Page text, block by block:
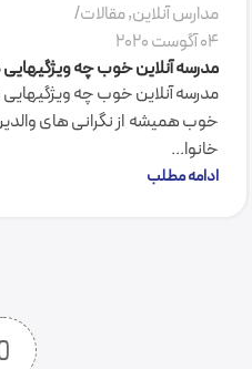
مدارس آنلاین,مقالات
04 آگوست 2020
مدرسه آنلاین خوب چه ویژگیهایی
مدرسه آنلاین خوب چه ویژگیهایی
خوب همیشه از نگرانی های
خانوا...
ادامه مطلب